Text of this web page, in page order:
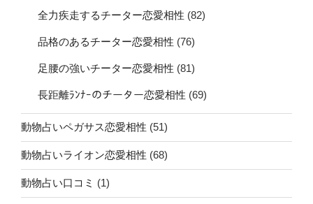
全力疾走するチーター恋愛相性 (82)
品格のあるチーター恋愛相性 (76)
足腰の強いチーター恋愛相性 (81)
長距離ﾗﾝﾅｰのチーター恋愛相性 (69)
動物占いペガサス恋愛相性 (51)
動物占いライオン恋愛相性 (68)
動物占い口コミ (1)